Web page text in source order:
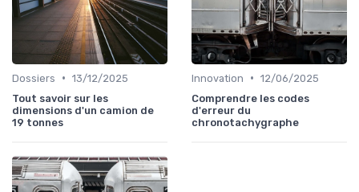
Dossiers • 13/12/2025
Tout savoir sur les
dimensions d'un camion de
19 tonnes
Innovation • 12/06/2025
Comprendre les codes
d'erreur du
chronotachygraphe